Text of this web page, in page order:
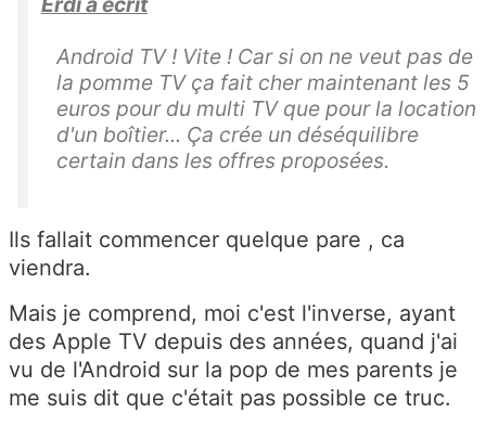
Android TV ! Vite ! Car si on ne veut pas de
la pomme TV ça fait cher maintenant les 5
euros pour du multi TV que pour la location
d'un boîtier... Ça crée un déséquilibre
certain dans les offres proposées.
Ils fallait commencer quelque pare , ca
viendra.
Mais je comprend, moi c'est l'inverse, ayant
des Apple TV depuis des années, quand j'ai
vu de l'Android sur la pop de mes parents je
me suis dit que c'était pas possible ce truc.